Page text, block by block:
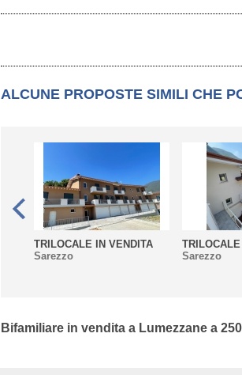
ALCUNE PROPOSTE SIMILI CHE
TRILOCALE IN VENDITA
Sarezzo
Sarezzo
Bifamiliare in vendita a Lumezzane a